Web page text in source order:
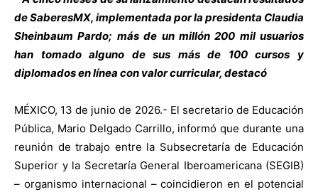
de SaberesMX, implementada por la presidenta Claudia
Sheinbaum Pardo; más de un millón 200 mil usuarios
han tomado alguno de sus más de 100 cursos y
diplomados en línea con valor curricular, destacó
MÉXICO, 13 de junio de 2026.- El secretario de Educación
Pública, Mario Delgado Carrillo, informó que durante una
reunión de trabajo entre la Subsecretaría de Educación
Superior y la Secretaría General Iberoamericana (SEGIB)
– organismo internacional – coincidieron en el potencial